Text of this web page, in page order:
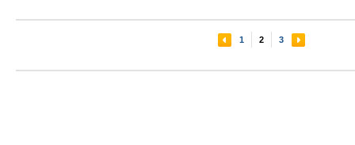
1 2 3